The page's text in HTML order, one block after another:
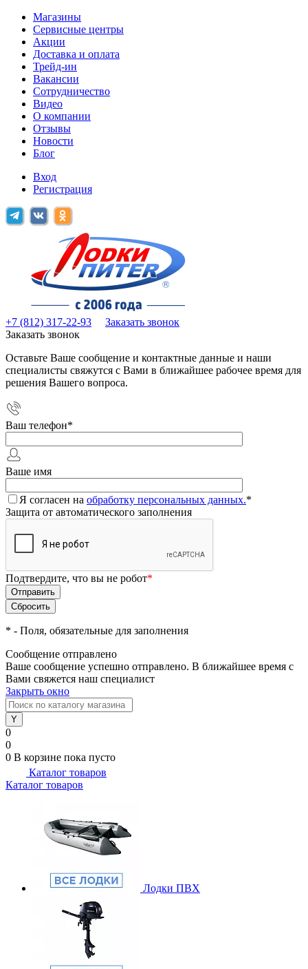
Магазины
Сервисные центры
Акции
Доставка и оплата
Трейд-ин
Вакансии
Сотрудничество
Видео
О компании
Отзывы
Новости
Блог
Вход
Регистрация
+7 (812) 317-22-93
Заказать звонок
Заказать звонок
Оставьте Ваше сообщение и контактные данные и наши
специалисты свяжутся с Вами в ближайшее рабочее время для
решения Вашего вопроса.
Ваш телефон*
Ваше имя
Я согласен на обработку персональных данных.*
Защита от автоматического заполнения
Подтвердите, что вы не робот*
* - Поля, обязательные для заполнения
Сообщение отправлено
Ваше сообщение успешно отправлено. В ближайшее время с
Вами свяжется наш специалист
Закрыть окно
0
0
0 В корзине пока пусто
Каталог товаров
Каталог товаров
Лодки ПВХ